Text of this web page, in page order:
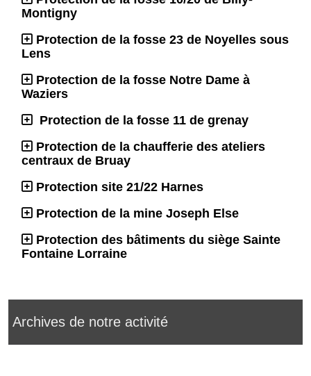
Montigny
Protection de la fosse 23 de Noyelles sous
Lens
Protection de la fosse Notre Dame à
Waziers
Protection de la fosse 11 de grenay
Protection de la chaufferie des ateliers
centraux de Bruay
Protection site 21/22 Harnes
Protection de la mine Joseph Else
Protection des bâtiments du siège Sainte
Fontaine Lorraine
Archives de notre activité